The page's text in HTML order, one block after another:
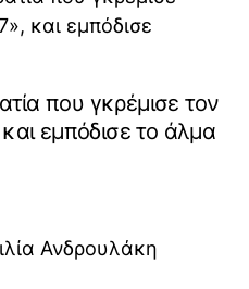
που γκρέμισε τον
εμπόδισε το άλμα